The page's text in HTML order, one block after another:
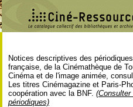
Notices descriptives des
française, de la Cinémathèque de
Cinéma et de l'image animée,
Les titres Cinémagazine et Paris-
coopération avec la BNF.
périodiques)